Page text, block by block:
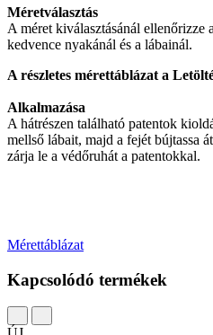
Méretválasztás
A méret kiválasztásánál ellenőrizze
kedvence nyakánál és a lábainál.
A részletes mérettáblázat a
Alkalmazása
A hátrészen található patentok
mellső lábait, majd a fejét bújtassa
zárja le a védőruhát a patentokkal.
Mérettáblázat
Kapcsolódó termékek